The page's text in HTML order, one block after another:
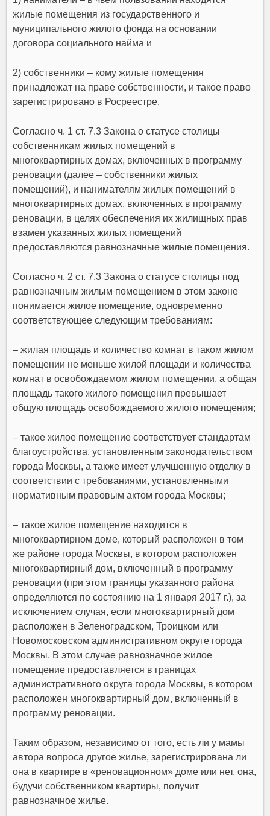
жилые помещения из государственного и
муниципального жилого фонда на основании
договора социального найма и
2) собственники – кому жилые помещения
принадлежат на праве собственности, и такое право
зарегистрировано в Росреестре.
Согласно ч. 1 ст. 7.3 Закона о статусе столицы
собственникам жилых помещений в
многоквартирных домах, включенных в программу
реновации (далее – собственники жилых
помещений), и нанимателям жилых помещений в
многоквартирных домах, включенных в программу
реновации, в целях обеспечения их жилищных прав
взамен указанных жилых помещений
предоставляются равнозначные жилые помещения.
Согласно ч. 2 ст. 7.3 Закона о статусе столицы под
равнозначным жилым помещением в этом законе
понимается жилое помещение, одновременно
соответствующее следующим требованиям:
– жилая площадь и количество комнат в таком жилом
помещении не меньше жилой площади и количества
комнат в освобождаемом жилом помещении, а общая
площадь такого жилого помещения превышает
общую площадь освобождаемого жилого помещения;
– такое жилое помещение соответствует стандартам
благоустройства, установленным законодательством
города Москвы, а также имеет улучшенную отделку в
соответствии с требованиями, установленными
нормативным правовым актом города Москвы;
– такое жилое помещение находится в
многоквартирном доме, который расположен в том
же районе города Москвы, в котором расположен
многоквартирный дом, включенный в программу
реновации (при этом границы указанного района
определяются по состоянию на 1 января 2017 г.), за
исключением случая, если многоквартирный дом
расположен в Зеленоградском, Троицком или
Новомосковском административном округе города
Москвы. В этом случае равнозначное жилое
помещение предоставляется в границах
административного округа города Москвы, в котором
расположен многоквартирный дом, включенный в
программу реновации.
Таким образом, независимо от того, есть ли у мамы
автора вопроса другое жилье, зарегистрирована ли
она в квартире в «реновационном» доме или нет, она,
будучи собственником квартиры, получит
равнозначное жилье.